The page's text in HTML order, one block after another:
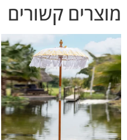
מוצרים קשורים